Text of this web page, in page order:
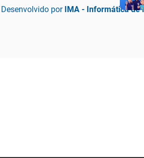
Desenvolvido por IMA - Informática de